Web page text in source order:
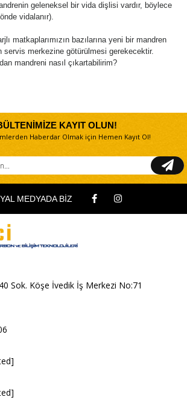
geleneksel bir vida dişlisi vardır, böylece
vidalanır).
matkaplarımızın bazılarına yeni bir mandren
servis merkezine götürülmesi gerekecektir.
mandreni nasıl çıkartabilirim?
KAYIT OLUN!
Haberdar Olmak için Hemen Kayıt Ol!
MEDYADA BİZ
Sok. Köşe İvedik İş Merkezi No:71